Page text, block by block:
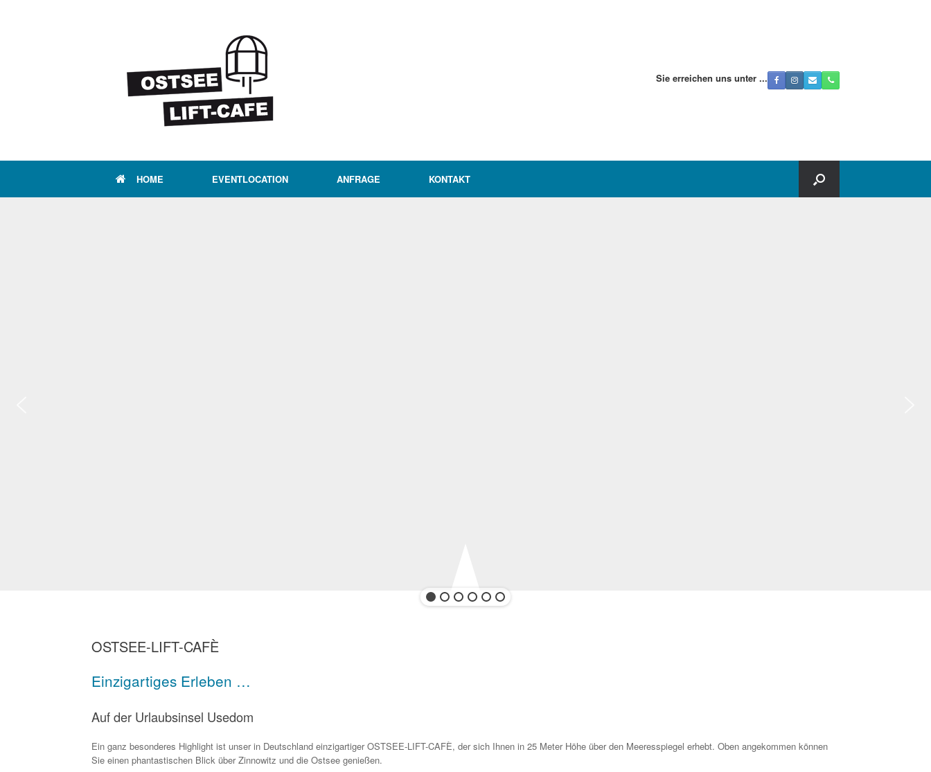
Sie erreichen uns unter ...
HOME EVENTLOCATION ANFRAGE KONTAKT
OSTSEE-LIFT-CAFÈ
Einzigartiges Erleben …
Auf der Urlaubsinsel Usedom
Ein ganz besonderes Highlight ist unser in Deutschland einzigartiger OSTSEE-LIFT-CAFÈ, der sich Ihnen in 25 Meter Höhe über den Meeresspiegel erhebt. Oben angekommen können
Sie einen phantastischen Blick über Zinnowitz und die Ostsee genießen.